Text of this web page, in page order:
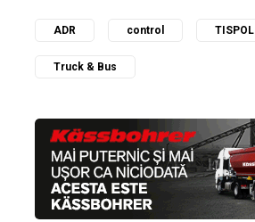
ADR control TISPOL
Truck & Bus